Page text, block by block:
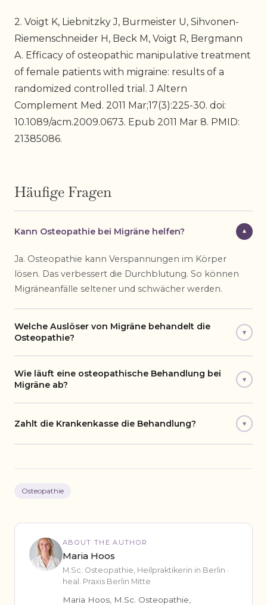
2. Voigt K, Liebnitzky J, Burmeister U, Sihvonen-
Riemenschneider H, Beck M, Voigt R, Bergmann
A. Efficacy of osteopathic manipulative treatment
of female patients with migraine: results of a
randomized controlled trial. J Altern
Complement Med. 2011 Mar;17(3):225-30. doi:
10.1089/acm.2009.0673. Epub 2011 Mar 8. PMID:
21385086.
Häufige Fragen
Kann Osteopathie bei Migräne helfen? ▾
Ja. Osteopathie kann Verspannungen im Körper
lösen. Das verbessert die Durchblutung. So können
Migräneanfälle seltener und schwächer werden.
Welche Auslöser von Migräne behandelt die
Osteopathie?
▾
Wie läuft eine osteopathische Behandlung bei
Migräne ab?
▾
Zahlt die Krankenkasse die Behandlung? ▾
Osteopathie
ABOUT THE AUTHOR
Maria Hoos
M.Sc. Osteopathie, Heilpraktikerin in Berlin ·
heal. Praxis Berlin Mitte
Maria Hoos, M.Sc. Osteopathie,